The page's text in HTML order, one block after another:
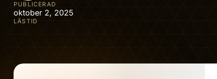
PUBLICERAD
oktober 2, 2025
LÄSTID